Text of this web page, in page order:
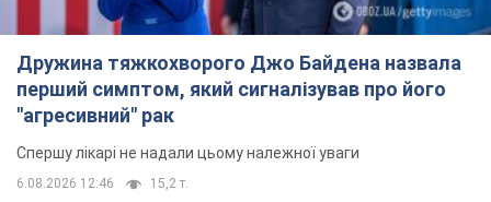
Дружина тяжкохворого Джо Байдена назвала
перший симптом, який сигналізував про його
"агресивний" рак
Спершу лікарі не надали цьому належної уваги
6.08.2026 12:46 15,2 т.